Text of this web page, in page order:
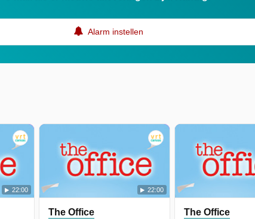
Alarm instellen
22:00 22:00
The Office The Office